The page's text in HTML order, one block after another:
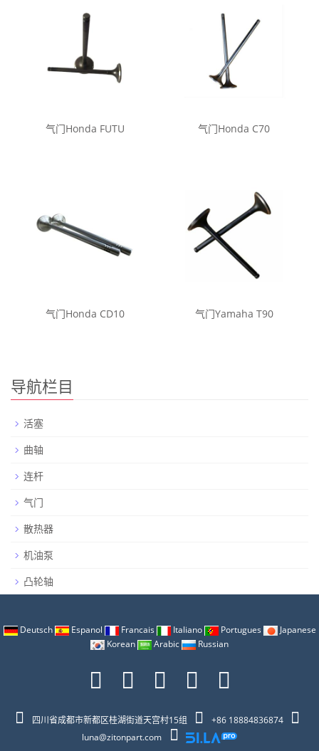
气门Honda FUTU 气门Honda C70
气门Honda CD10 气门Yamaha T90
导航栏目
活塞
曲轴
连杆
气门
散热器
机油泵
凸轮轴
Deutsch Espanol Francais Italiano Portugues
Japanese
Korean
Arabic Russian
四川省成都市新都区桂湖街道天宫村15组
+86 18884836874
luna@zitonpart.com